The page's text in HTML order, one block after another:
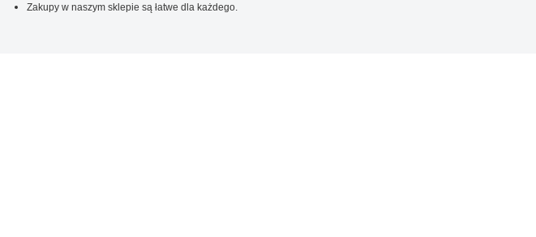
Zakupy w naszym sklepie są łatwe dla każdego.